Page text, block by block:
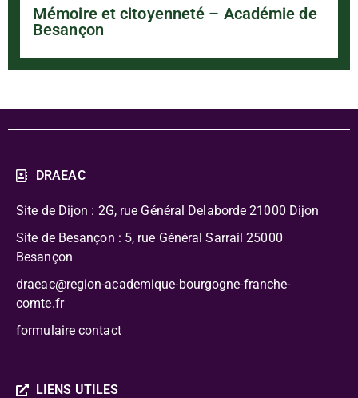
Mémoire et citoyenneté – Académie de
Besançon
DRAEAC
Site de Dijon : 2G, rue Général Delaborde 21000 Dijon
Site de Besançon : 5, rue Général Sarrail 25000
Besançon
draeac@region-academique-bourgogne-franche-
comte.fr
formulaire contact
LIENS UTILES